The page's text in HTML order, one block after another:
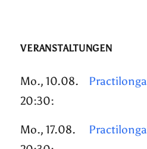
VERANSTALTUNGEN
Mo., 10.08.
20:30:
Practilonga
Mo., 17.08.
Practilonga